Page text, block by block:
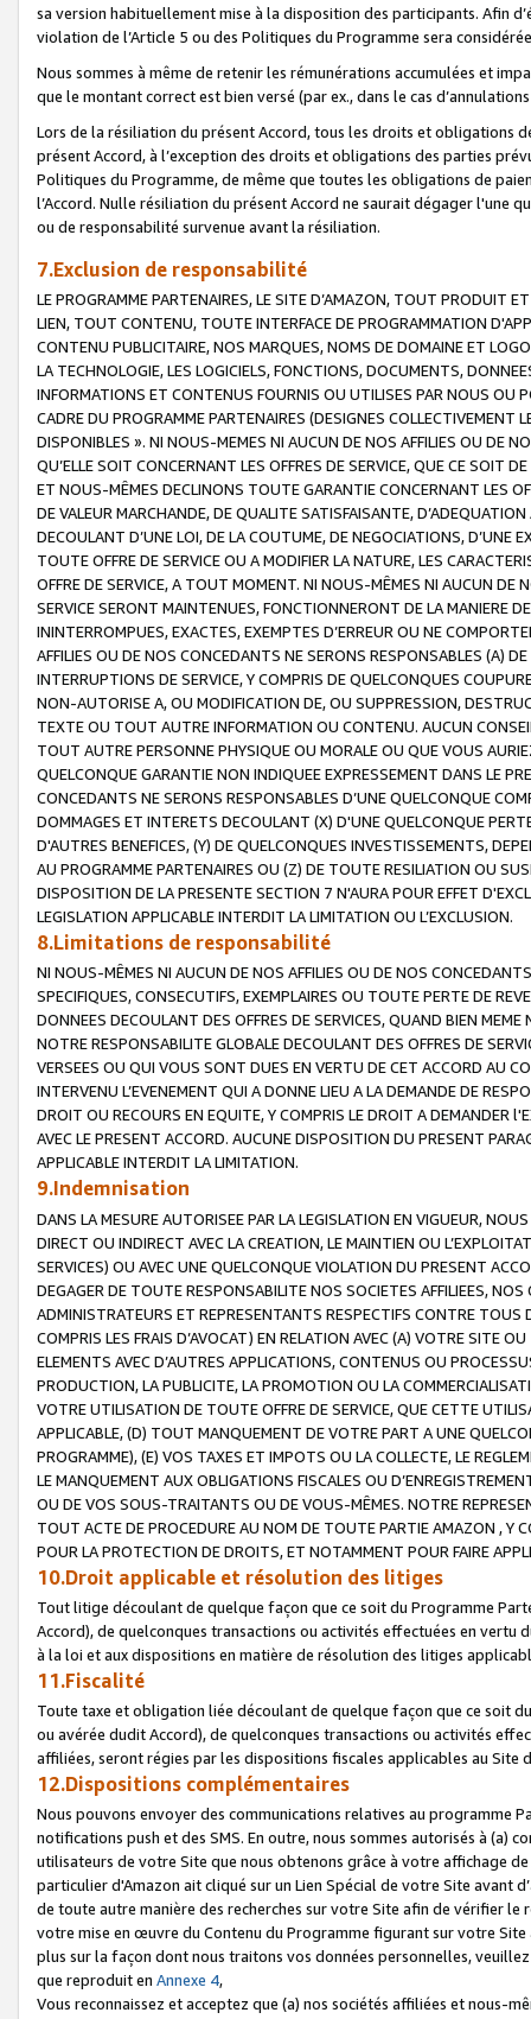
sa version habituellement mise à la disposition des participants. Afin
violation de l’Article 5 ou des Politiques du Programme sera
Nous sommes à même de retenir les rémunérations accumulées et
que le montant correct est bien versé (par ex., dans le cas
Lors de la résiliation du présent Accord, tous les droits et obligations
présent Accord, à l’exception des droits et obligations des parties
Politiques du Programme, de même que toutes les obligations de
l’Accord. Nulle résiliation du présent Accord ne saurait dégager l'une
ou de responsabilité survenue avant la résiliation.
7.Exclusion de responsabilité
LE PROGRAMME PARTENAIRES, LE SITE D’AMAZON, TOUT PRODUIT
LIEN, TOUT CONTENU, TOUTE INTERFACE DE PROGRAMMATION
CONTENU PUBLICITAIRE, NOS MARQUES, NOMS DE DOMAINE ET
LA TECHNOLOGIE, LES LOGICIELS, FONCTIONS, DOCUMENTS,
INFORMATIONS ET CONTENUS FOURNIS OU UTILISES PAR NOUS OU
CADRE DU PROGRAMME PARTENAIRES (DESIGNES COLLECTIVEMENT
DISPONIBLES ». NI NOUS-MEMES NI AUCUN DE NOS AFFILIES OU DE
QU’ELLE SOIT CONCERNANT LES OFFRES DE SERVICE, QUE CE SOIT
ET NOUS-MÊMES DECLINONS TOUTE GARANTIE CONCERNANT LES
DE VALEUR MARCHANDE, DE QUALITE SATISFAISANTE,
DECOULANT D’UNE LOI, DE LA COUTUME, DE NEGOCIATIONS, D’UNE
TOUTE OFFRE DE SERVICE OU A MODIFIER LA NATURE, LES
OFFRE DE SERVICE, A TOUT MOMENT. NI NOUS-MÊMES NI AUCUN DE
SERVICE SERONT MAINTENUES, FONCTIONNERONT DE LA MANIERE
ININTERROMPUES, EXACTES, EXEMPTES D’ERREUR OU NE
AFFILIES OU DE NOS CONCEDANTS NE SERONS RESPONSABLES (A)
INTERRUPTIONS DE SERVICE, Y COMPRIS DE QUELCONQUES
NON-AUTORISE A, OU MODIFICATION DE, OU SUPPRESSION,
TEXTE OU TOUT AUTRE INFORMATION OU CONTENU. AUCUN
TOUT AUTRE PERSONNE PHYSIQUE OU MORALE OU QUE VOUS
QUELCONQUE GARANTIE NON INDIQUEE EXPRESSEMENT DANS LE
CONCEDANTS NE SERONS RESPONSABLES D’UNE QUELCONQUE
DOMMAGES ET INTERETS DECOULANT (X) D'UNE QUELCONQUE
D'AUTRES BENEFICES, (Y) DE QUELCONQUES INVESTISSEMENTS,
AU PROGRAMME PARTENAIRES OU (Z) DE TOUTE RESILIATION OU
DISPOSITION DE LA PRESENTE SECTION 7 N'AURA POUR EFFET
LEGISLATION APPLICABLE INTERDIT LA LIMITATION OU L’EXCLUSION.
8.Limitations de responsabilité
NI NOUS-MÊMES NI AUCUN DE NOS AFFILIES OU DE NOS
SPECIFIQUES, CONSECUTIFS, EXEMPLAIRES OU TOUTE PERTE DE
DONNEES DECOULANT DES OFFRES DE SERVICES, QUAND BIEN
NOTRE RESPONSABILITE GLOBALE DECOULANT DES OFFRES DE
VERSEES OU QUI VOUS SONT DUES EN VERTU DE CET ACCORD AU
INTERVENU L’EVENEMENT QUI A DONNE LIEU A LA DEMANDE DE
DROIT OU RECOURS EN EQUITE, Y COMPRIS LE DROIT A DEMANDER
AVEC LE PRESENT ACCORD. AUCUNE DISPOSITION DU PRESENT
APPLICABLE INTERDIT LA LIMITATION.
9.Indemnisation
DANS LA MESURE AUTORISEE PAR LA LEGISLATION EN VIGUEUR,
DIRECT OU INDIRECT AVEC LA CREATION, LE MAINTIEN OU
SERVICES) OU AVEC UNE QUELCONQUE VIOLATION DU PRESENT
DEGAGER DE TOUTE RESPONSABILITE NOS SOCIETES AFFILIEES,
ADMINISTRATEURS ET REPRESENTANTS RESPECTIFS CONTRE
COMPRIS LES FRAIS D’AVOCAT) EN RELATION AVEC (A) VOTRE SITE
ELEMENTS AVEC D’AUTRES APPLICATIONS, CONTENUS OU
PRODUCTION, LA PUBLICITE, LA PROMOTION OU LA
VOTRE UTILISATION DE TOUTE OFFRE DE SERVICE, QUE CETTE
APPLICABLE, (D) TOUT MANQUEMENT DE VOTRE PART A UNE
PROGRAMME), (E) VOS TAXES ET IMPOTS OU LA COLLECTE, LE
LE MANQUEMENT AUX OBLIGATIONS FISCALES OU
OU DE VOS SOUS-TRAITANTS OU DE VOUS-MÊMES. NOTRE
TOUT ACTE DE PROCEDURE AU NOM DE TOUTE PARTIE AMAZON , Y
POUR LA PROTECTION DE DROITS, ET NOTAMMENT POUR FAIRE
10.Droit applicable et résolution des litiges
Tout litige découlant de quelque façon que ce soit du Programme
Accord), de quelconques transactions ou activités effectuées en vertu
à la loi et aux dispositions en matière de résolution des litiges
11.Fiscalité
Toute taxe et obligation liée découlant de quelque façon que ce soit
ou avérée dudit Accord), de quelconques transactions ou activités
affiliées, seront régies par les dispositions fiscales applicables au Site
12.Dispositions complémentaires
Nous pouvons envoyer des communications relatives au programme
notifications push et des SMS. En outre, nous sommes autorisés à
utilisateurs de votre Site que nous obtenons grâce à votre affichage
particulier d'Amazon ait cliqué sur un Lien Spécial de votre Site avant
de toute autre manière des recherches sur votre Site afin de vérifier
votre mise en œuvre du Contenu du Programme figurant sur votre
plus sur la façon dont nous traitons vos données personnelles,
que reproduit en Annexe 4,
Vous reconnaissez et acceptez que (a) nos sociétés affiliées et nous-